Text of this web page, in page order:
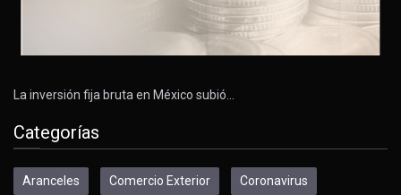
La inversión fija bruta en México subió…
Categorías
Aranceles Comercio Exterior Coronavirus